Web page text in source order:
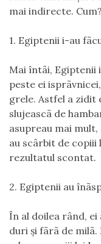
mai indirecte. Cum?
1. Egiptenii i-au
Mai întâi, Egiptenii
peste ei
grele. Astfel a zidit
slujeascã de
asupreau mai
au scârbit de copiii
rezultatul scontat.
2. Egiptenii au
În al doilea rând,
duri şi fãrã de milã.